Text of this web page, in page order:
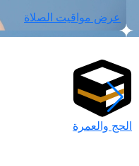
عرض مواقيت الصلاة
الحج والعمرة